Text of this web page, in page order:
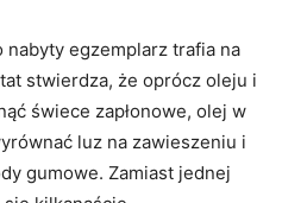
egzemplarz trafia na
stwierdza, że oprócz oleju i
świece zapłonowe, olej w
luz na zawieszeniu i
gumowe. Zamiast jednej